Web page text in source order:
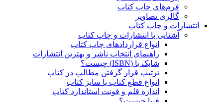
فرم‌های چاپ کتاب
گالری تصاویر
انتشارات و چاپ کتاب
آشنایی با انتشارات و چاپ کتاب
انواع قراردادهای چاپ کتاب
راهنمای انتخاب ناشر و بهترین انتشارات
شابک یا (ISBN) چیست؟
ترتیب قرار گرفتن مطالب در کتاب
انواع قطع کتاب یا سایز کتاب
اندازه قلم و فونت استاندارد کتاب